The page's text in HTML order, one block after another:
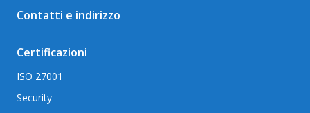
Contatti e indirizzo
Certificazioni
ISO 27001
Security